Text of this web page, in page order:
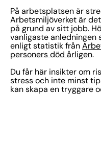
På arbetsplatsen är
Arbetsmiljöverket är
på grund av sitt jobb.
vanligaste anledningen
enligt statistik från
personers död årligen.
Du får här insikter om
stress och inte minst
kan skapa en tryggare